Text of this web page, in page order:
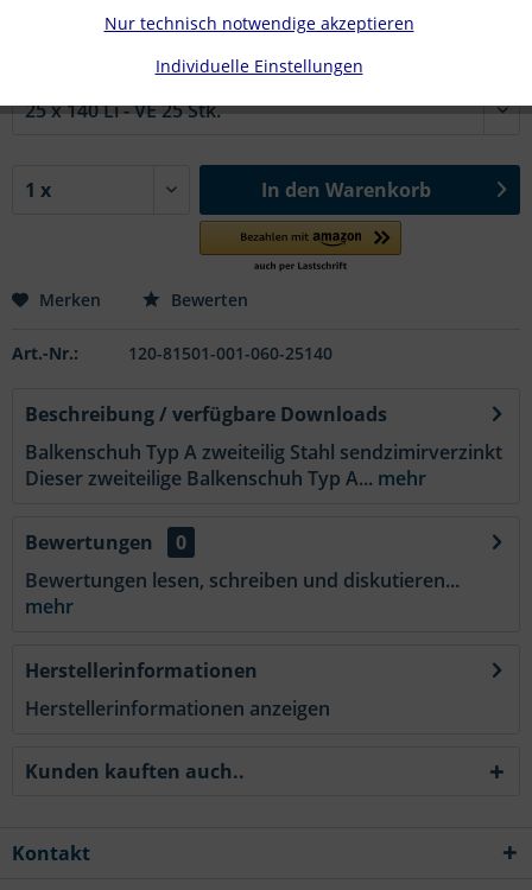
2-5 Werktage Lieferzeit
#81501 Typ A r+l | b x h in mm:
In den Warenkorb
Merken Bewerten
Art.-Nr.: 120-81501-001-060-25140
Beschreibung / verfügbare Downloads
Balkenschuh Typ A zweiteilig Stahl sendzimirverzinkt
Dieser zweiteilige Balkenschuh Typ A... mehr
Bewertungen
0
Bewertungen lesen, schreiben und diskutieren...
mehr
Herstellerinformationen
Herstellerinformationen anzeigen
Kunden kauften auch..
Kontakt
Individuelle Einstellungen
Nur technisch notwendige akzeptieren